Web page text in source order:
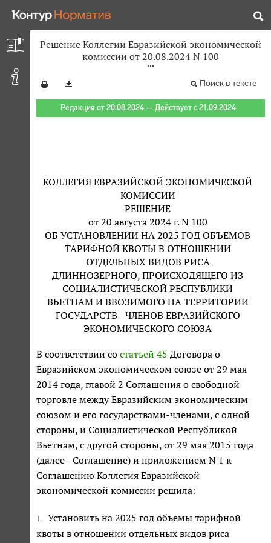
Решение Коллегии Евразийской экономической
комиссии от 20.08.2024 N 100
Поиск в тексте
Редакция от 20.08.2024 — Действует с 21.09.2024
КОЛЛЕГИЯ ЕВРАЗИЙСКОЙ ЭКОНОМИЧЕСКОЙ
КОМИССИИ
РЕШЕНИЕ
от 20 августа 2024 г. N 100
ОБ УСТАНОВЛЕНИИ НА 2025 ГОД ОБЪЕМОВ
ТАРИФНОЙ КВОТЫ В ОТНОШЕНИИ
ОТДЕЛЬНЫХ ВИДОВ РИСА
ДЛИННОЗЕРНОГО, ПРОИСХОДЯЩЕГО ИЗ
СОЦИАЛИСТИЧЕСКОЙ РЕСПУБЛИКИ
ВЬЕТНАМ И ВВОЗИМОГО НА ТЕРРИТОРИИ
ГОСУДАРСТВ - ЧЛЕНОВ ЕВРАЗИЙСКОГО
ЭКОНОМИЧЕСКОГО СОЮЗА
В соответствии со статьей 45 Договора о
Евразийском экономическом союзе от 29 мая
2014 года, главой 2 Соглашения о свободной
торговле между Евразийским экономическим
союзом и его государствами-членами, с одной
стороны, и Социалистической Республикой
Вьетнам, с другой стороны, от 29 мая 2015 года
(далее - Соглашение) и приложением N 1 к
Соглашению Коллегия Евразийской
экономической комиссии решила:
1.
Установить на 2025 год объемы тарифной
квоты в отношении отдельных видов риса